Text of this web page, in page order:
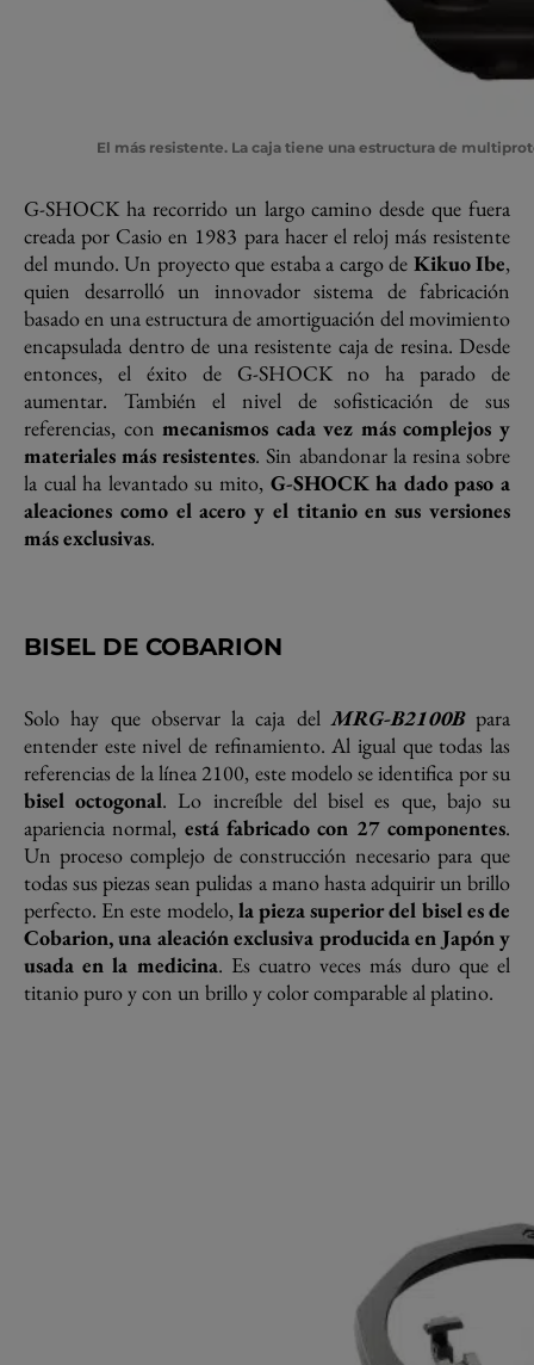
El más resistente. La caja tiene una estructura de
G-SHOCK ha recorrido un largo camino desde que fuera
creada por Casio en 1983 para hacer el reloj más resistente
del mundo. Un proyecto que estaba a cargo de Kikuo Ibe,
quien desarrolló un innovador sistema de fabricación
basado en una estructura de amortiguación del movimiento
encapsulada dentro de una resistente caja de resina. Desde
entonces, el éxito de G-SHOCK no ha parado de
aumentar. También el nivel de sofisticación de sus
referencias, conmecanismos cada vez más complejos y
materiales más resistentes. Sin abandonar la resina sobre
la cual ha levantado su mito, G-SHOCK ha dado paso a
aleaciones como el acero y el titanio en sus versiones
más exclusivas.
BISEL DE COBARION
Solo hay que observar la caja delMRG-B2100Bpara
entender este nivel de refinamiento. Al igual que todas las
referencias de la línea 2100, este modelo se identifica por su
bisel octogonal. Lo increíble del bisel es que, bajo su
apariencia normal, está fabricado con 27 componentes.
Un proceso complejo de construcción necesario para que
todas sus piezas sean pulidas a mano hasta adquirir un brillo
perfecto. En este modelo,la pieza superior del bisel es de
Cobarion, una aleación exclusiva producida en Japón y
usada en la medicina. Es cuatro veces más duro que el
titanio puro y con un brillo y color comparable al platino.